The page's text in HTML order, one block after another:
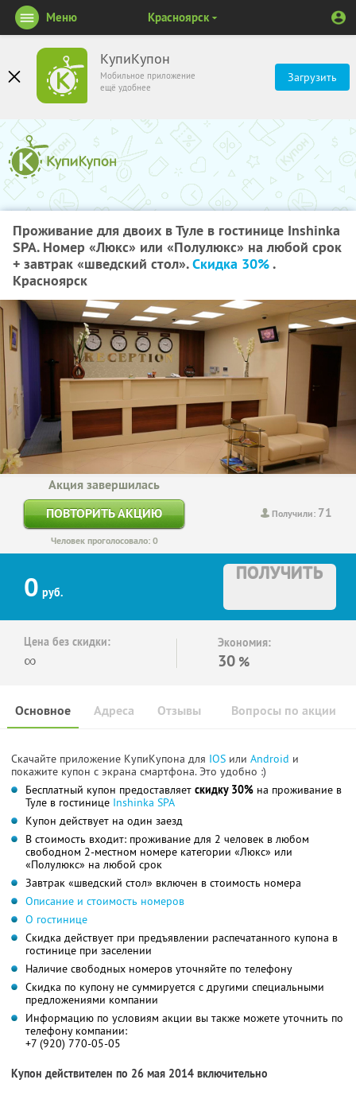
КупиКупон
Мобильное приложение
ещё удобнее
Загрузить
Меню Красноярск
Проживание для двоих в Туле в гостинице Inshinka
SPA. Номер «Люкс» или «Полулюкс» на любой срок
+ завтрак «шведский стол».Скидка 30%.
Красноярск
Получили: 71
Акция завершилась
ПОВТОРИТЬ АКЦИЮ
Человек проголосовало: 0
0 руб.
ПОЛУЧИТЬ
Цена без скидки:
∞
Экономия:
30 %
Основное Отзывы Вопросы по акции
Адреса
Скачайте приложение КупиКупона для IOS или Android и
покажите купон с экрана смартфона. Это удобно :)
Бесплатный купон предоставляет скидку 30% на проживание в
Туле в гостинице Inshinka SPA
Купон действует на один заезд
В стоимость входит: проживание для 2 человек в любом
свободном 2-местном номере категории «Люкс» или
«Полулюкс» на любой срок
Завтрак «шведский стол» включен в стоимость номера
Описание и стоимость номеров
О гостинице
Скидка действует при предъявлении распечатанного купона в
гостинице при заселении
Наличие свободных номеров уточняйте по телефону
Скидка по купону не суммируется с другими специальными
предложениями компании
Информацию по условиям акции вы также можете уточнить по
телефону компании:
+7 (920) 770-05-05
Купон действителен по 26 мая 2014 включительно